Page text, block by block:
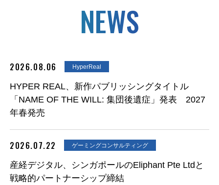
NEWS
2026.08.06 HyperReal
HYPER REAL、新作パブリッシングタイトル
「NAME OF THE WILL: 集団後遺症」発表 2027
年春発売
2026.07.22 ゲーミングコンサルティング
産経デジタル、シンガポールのEliphant Pte Ltdと
戦略的パートナーシップ締結